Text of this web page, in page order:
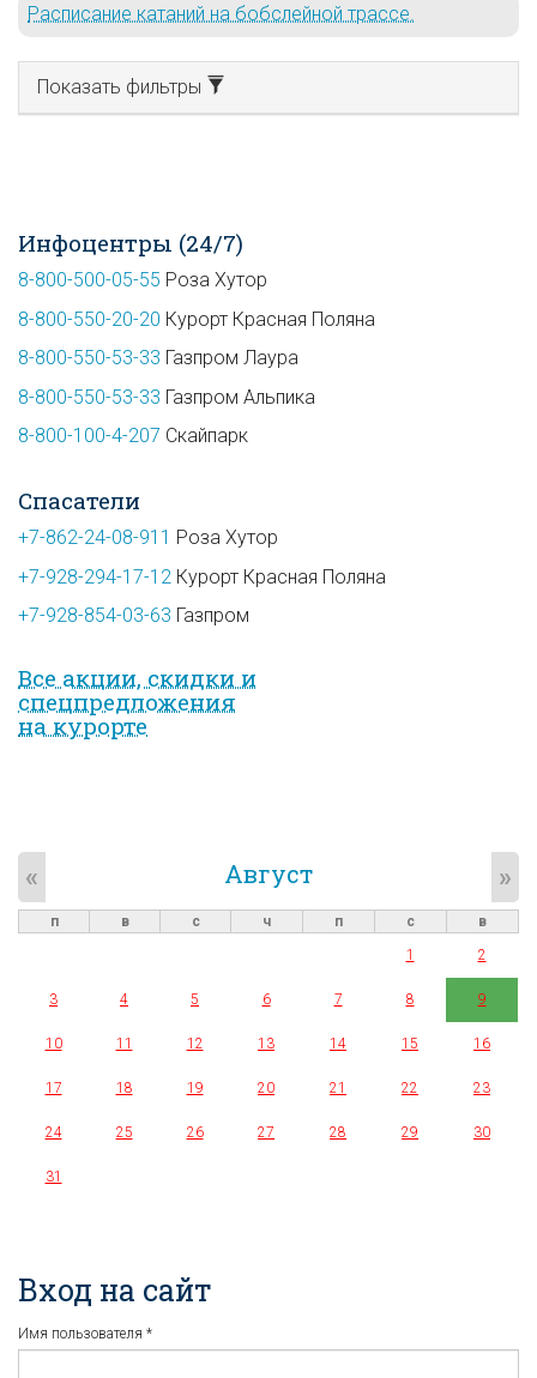
Расписание катаний на бобслейной трассе.
Показать фильтры
Инфоцентры (24/7)
8-800-500-05-55 Роза Хутор
8-800-550-20-20 Курорт Красная Поляна
8-800-550-53-33 Газпром Лаура
8-800-550-53-33 Газпром Альпика
8-800-100-4-207 Скайпарк
Спасатели
+7-862-24-08-911 Роза Хутор
+7-928-294-17-12 Курорт Красная Поляна
+7-928-854-03-63 Газпром
Все акции, скидки и
спец­предложе­ния
на курорте
Август
« »
п в с ч п с
в
1
2
3 4 5 6 7 8 9
10 11 12 13 14 15 16
17 18 19 20 21 22 23
24 25 26 27 28 29 30
31
Вход на сайт
Имя пользователя *